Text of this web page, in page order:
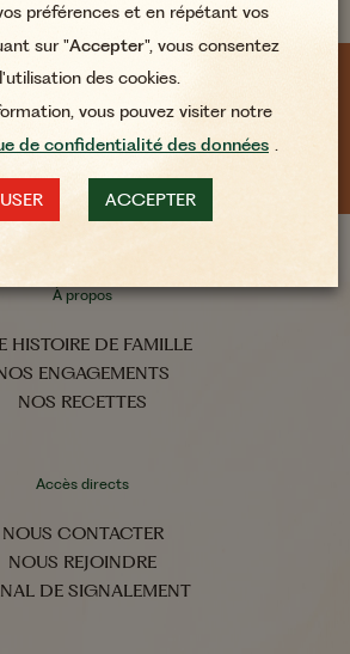
NOUS AU QUOTIDIEN
À propos
HISTOIRE DE FAMILLE
ENGAGEMENTS
NOS RECETTES
Accès directs
NOUS CONTACTER
NOUS REJOINDRE
DE SIGNALEMENT
préférences et en répétant vos
sur "Accepter", vous consentez
des cookies.
vous pouvez visiter notre
de confidentialité des données .
ACCEPTER